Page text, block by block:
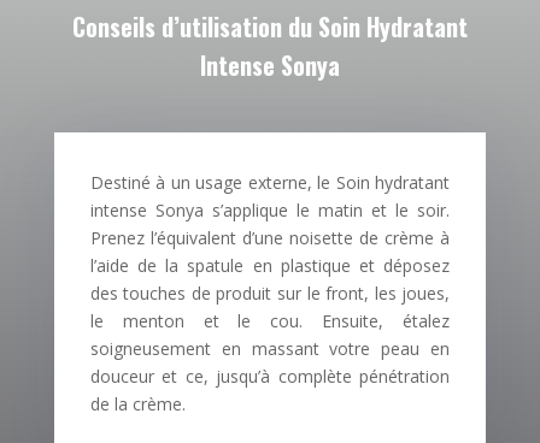
Conseils d’utilisation du Soin Hydratant
Intense Sonya
Destiné à un usage externe, le Soin hydratant
intense Sonya s’applique le matin et le soir.
Prenez l’équivalent d’une noisette de crème à
l’aide de la spatule en plastique et déposez
des touches de produit sur le front, les joues,
le menton et le cou. Ensuite, étalez
soigneusement en massant votre peau en
douceur et ce, jusqu’à complète pénétration
de la crème.